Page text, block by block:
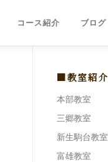
コース紹介 ブログ
■教室紹介
本部教室
三郷教室
新生駒台教室
富雄教室